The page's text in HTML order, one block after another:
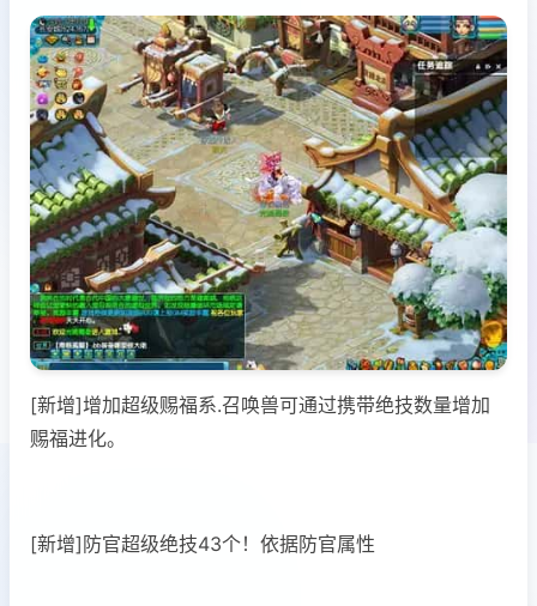
[新增]增加超级赐福系.召唤兽可通过携带绝技数量增加
赐福进化。
[新增]防官超级绝技43个！依据防官属性